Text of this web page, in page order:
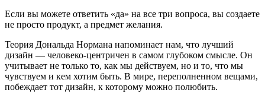
Если вы можете ответить «да» на все три вопроса, вы создаете
не просто продукт, а предмет желания.
Теория Дональда Нормана напоминает нам, что лучший
дизайн — человеко-центричен в самом глубоком смысле. Он
учитывает не только то, как мы действуем, но и то, что мы
чувствуем и кем хотим быть. В мире, переполненном вещами,
побеждает тот дизайн, к которому можно полюбить.